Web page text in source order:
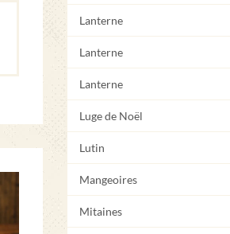
Lanterne
Lanterne
Lanterne
Luge de Noël
Lutin
Mangeoires
Mitaines